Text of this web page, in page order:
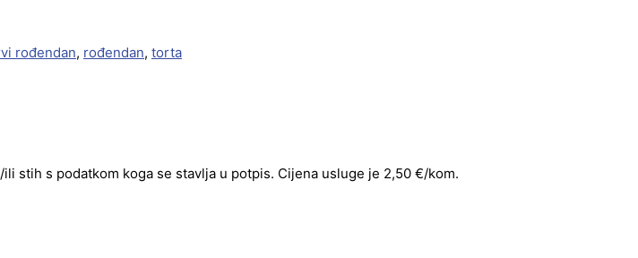
rođendan, rođendan, torta
stih s podatkom koga se stavlja u potpis. Cijena usluge je 2,50 €/kom.